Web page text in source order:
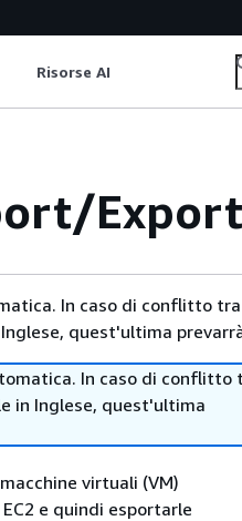
Risorse AI
In caso di conflitto
quest'ultima
In caso di conflitto
in Inglese, quest'ultima
virtuali (VM)
e quindi esportarle